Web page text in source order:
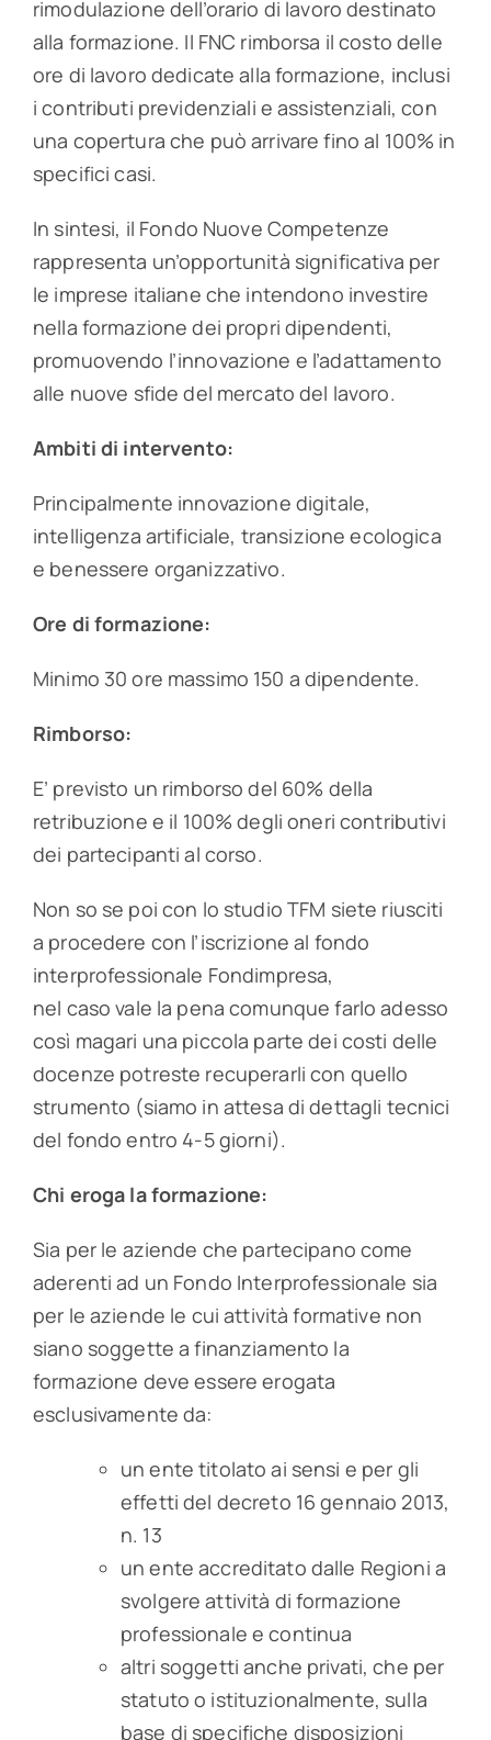
rimodulazione dell’orario di lavoro destinato
alla formazione. Il FNC rimborsa il costo delle
ore di lavoro dedicate alla formazione, inclusi
i contributi previdenziali e assistenziali, con
una copertura che può arrivare fino al 100% in
specifici casi.
In sintesi, il Fondo Nuove Competenze
rappresenta un’opportunità significativa per
le imprese italiane che intendono investire
nella formazione dei propri dipendenti,
promuovendo l’innovazione e l’adattamento
alle nuove sfide del mercato del lavoro.
Ambiti di intervento:
Principalmente innovazione digitale,
intelligenza artificiale, transizione ecologica
e benessere organizzativo.
Ore di formazione:
Minimo 30 ore massimo 150 a dipendente.
Rimborso:
E’ previsto un rimborso del 60% della
retribuzione e il 100% degli oneri contributivi
dei partecipanti al corso.
Non so se poi con lo studio TFM siete riusciti
a procedere con l’iscrizione al fondo
interprofessionale Fondimpresa,
nel caso vale la pena comunque farlo adesso
così magari una piccola parte dei costi delle
docenze potreste recuperarli con quello
strumento (siamo in attesa di dettagli tecnici
del fondo entro 4-5 giorni).
Chi eroga la formazione:
Sia per le aziende che partecipano come
aderenti ad un Fondo Interprofessionale sia
per le aziende le cui attività formative non
siano soggette a finanziamento la
formazione deve essere erogata
esclusivamente da:
un ente titolato ai sensi e per gli
effetti del decreto 16 gennaio 2013,
n. 13
un ente accreditato dalle Regioni a
svolgere attività di formazione
professionale e continua
altri soggetti anche privati, che per
statuto o istituzionalmente, sulla
base di specifiche disposizioni